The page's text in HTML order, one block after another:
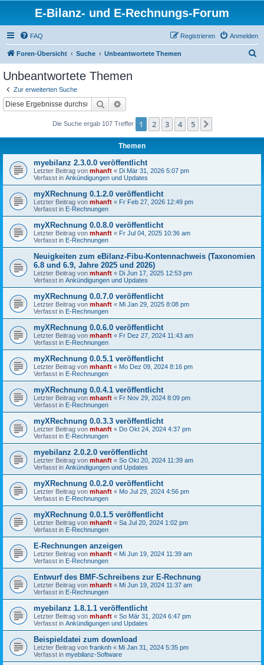
E-Bilanz- und E-Rechnungs-Forum
FAQ Anmelden
Registrieren
Foren-Übersicht Suche Unbeantwortete Themen
Unbeantwortete Themen
Zur erweiterten Suche
Suche
Die Suche ergab 107 Treffer 1 2 3 4 5
Themen
myebilanz 2.3.0.0 veröffentlicht
Letzter Beitrag von mhanft « Di Mär 31, 2026 5:07 pm
Verfasst in Ankündigungen und Updates
myXRechnung 0.1.2.0 veröffentlicht
Letzter Beitrag von mhanft « Fr Feb 27, 2026 12:49 pm
Verfasst in E-Rechnungen
myXRechnung 0.0.8.0 veröffentlicht
Letzter Beitrag von mhanft « Fr Jul 04, 2025 10:36 am
Verfasst in E-Rechnungen
Neuigkeiten zum eBilanz-Fibu-Kontennachweis (Taxonomien
6.8 und 6.9, Jahre 2025 und 2026)
Letzter Beitrag von mhanft « Di Jun 17, 2025 12:53 pm
Verfasst in Ankündigungen und Updates
myXRechnung 0.0.7.0 veröffentlicht
Letzter Beitrag von mhanft « Mi Jan 29, 2025 8:08 pm
Verfasst in E-Rechnungen
myXRechnung 0.0.6.0 veröffentlicht
Letzter Beitrag von mhanft « Fr Dez 27, 2024 11:43 am
Verfasst in E-Rechnungen
myXRechnung 0.0.5.1 veröffentlicht
Letzter Beitrag von mhanft « Mo Dez 09, 2024 8:16 pm
Verfasst in E-Rechnungen
myXRechnung 0.0.4.1 veröffentlicht
Letzter Beitrag von mhanft « Fr Nov 29, 2024 8:09 pm
Verfasst in E-Rechnungen
myXRechnung 0.0.3.3 veröffentlicht
Letzter Beitrag von mhanft « Do Okt 24, 2024 4:37 pm
Verfasst in E-Rechnungen
myebilanz 2.0.2.0 veröffentlicht
Letzter Beitrag von mhanft « So Okt 20, 2024 11:39 am
Verfasst in Ankündigungen und Updates
myXRechnung 0.0.2.0 veröffentlicht
Letzter Beitrag von mhanft « Mo Jul 29, 2024 4:56 pm
Verfasst in E-Rechnungen
myXRechnung 0.0.1.5 veröffentlicht
Letzter Beitrag von mhanft « Sa Jul 20, 2024 1:02 pm
Verfasst in E-Rechnungen
E-Rechnungen anzeigen
Letzter Beitrag von mhanft « Mi Jun 19, 2024 11:39 am
Verfasst in E-Rechnungen
Entwurf des BMF-Schreibens zur E-Rechnung
Letzter Beitrag von mhanft « Mi Jun 19, 2024 11:37 am
Verfasst in E-Rechnungen
myebilanz 1.8.1.1 veröffentlicht
Letzter Beitrag von mhanft « So Mär 31, 2024 6:47 pm
Verfasst in Ankündigungen und Updates
Beispieldatei zum download
Letzter Beitrag von franknh « Mi Jan 31, 2024 5:35 pm
Verfasst in myebilanz-Software